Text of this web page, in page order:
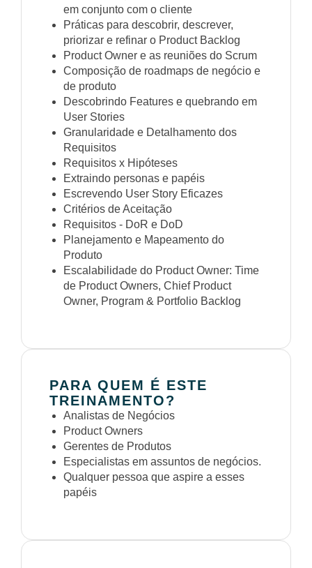
em conjunto com o cliente
Práticas para descobrir, descrever,
priorizar e refinar o Product Backlog
Product Owner e as reuniões do Scrum
Composição de roadmaps de negócio e
de produto
Descobrindo Features e quebrando em
User Stories
Granularidade e Detalhamento dos
Requisitos
Requisitos x Hipóteses
Extraindo personas e papéis
Escrevendo User Story Eficazes
Critérios de Aceitação
Requisitos - DoR e DoD
Planejamento e Mapeamento do
Produto
Escalabilidade do Product Owner: Time
de Product Owners, Chief Product
Owner, Program & Portfolio Backlog
PARA QUEM É ESTE
TREINAMENTO?
Analistas de Negócios
Product Owners
Gerentes de Produtos
Especialistas em assuntos de negócios.
Qualquer pessoa que aspire a esses
papéis